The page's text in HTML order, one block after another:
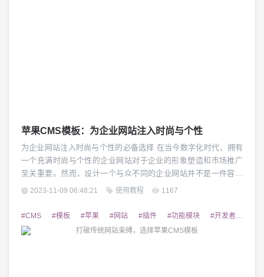
苹果CMS模板：为企业网站注入时尚与个性
为企业网站注入时尚与个性的必备选择 在当今数字化时代，拥有
一个充满时尚与个性的企业网站对于企业的形象塑造和市场推广
至关重要。然而，设计一个与众不同的企业网站并不是一件容易
的事情。而苹果CMS模板作为一种专门为企业网站设计的引擎，
苹果CMS模板提供了丰富而强大的可定制化功能，使企业能够根
据自身需求和品牌形象来打造独一无...
2023-11-09 06:48:21 使用教程 1167
#CMS #模板 #苹果 #网站 #插件 #功能模块 #开发者